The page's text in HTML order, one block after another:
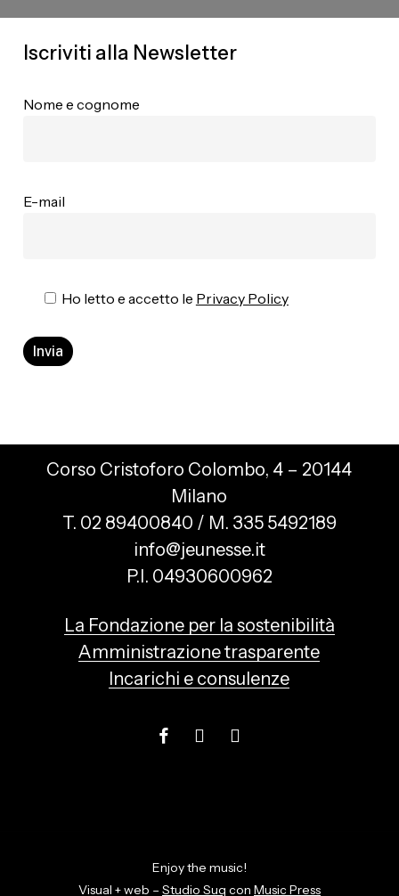
Iscriviti alla Newsletter
Nome e cognome
E-mail
Ho letto e accetto le Privacy Policy
Corso Cristoforo Colombo, 4 – 20144
Milano
T. 02 89400840 / M. 335 5492189
info@jeunesse.it
P.I. 04930600962
La Fondazione per la sostenibilità
Amministrazione trasparente
Incarichi e consulenze
Enjoy the music!
Visual + web – Studio Suq con Music Press